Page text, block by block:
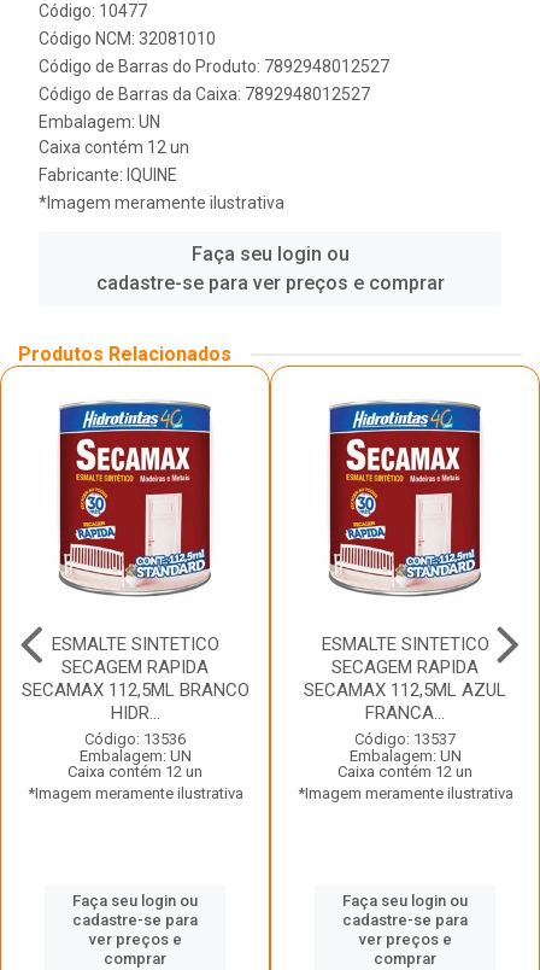
Código: 10477
Código NCM: 32081010
Código de Barras do Produto: 7892948012527
Código de Barras da Caixa: 7892948012527
Embalagem: UN
Caixa contém 12 un
Fabricante: IQUINE
*Imagem meramente ilustrativa
Faça seu login ou
cadastre-se para ver preços e comprar
Produtos Relacionados
ESMALTE SINTETICO
SECAGEM RAPIDA
SECAMAX 112,5ML BRANCO
HIDR...
Código: 13536
Embalagem: UN
Caixa contém 12 un
*Imagem meramente ilustrativa
Faça seu login ou
cadastre-se para
ver preços e
comprar
ESMALTE SINTETICO
SECAGEM RAPIDA
SECAMAX 112,5ML AZUL
FRANCA...
Código: 13537
Embalagem: UN
Caixa contém 12 un
*Imagem meramente ilustrativa
Faça seu login ou
cadastre-se para
ver preços e
comprar